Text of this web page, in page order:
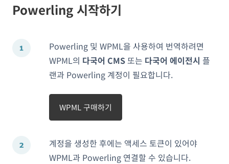
Powerling 시작하기
Powerling 및 WPML을 사용하여 번역하려면
WPML의 다국어 CMS또는 다국어 에이전시 플
랜과 Powerling 계정이 필요합니다.
WPML 구매하기
계정을 생성한 후에는 액세스 토큰이 있어야
WPML과 Powerling 연결할 수 있습니다.